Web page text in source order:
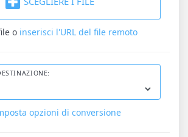
o inserisci l'URL del file remoto
opzioni di conversione